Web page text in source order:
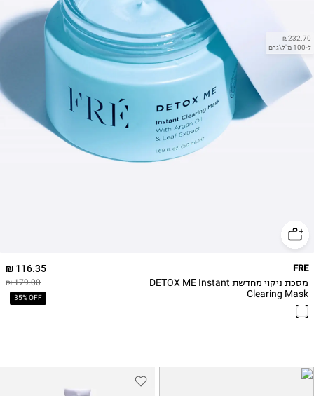
₪232.70
ל-100 מ"ל\גרם
116.35 ₪
179.00 ₪
35% OFF
FRE
מסכת ניקוי מחדשת DETOX ME Instant
Clearing Mask